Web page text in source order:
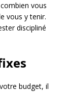
vous
vous y tenir.
discipliné
budget, il